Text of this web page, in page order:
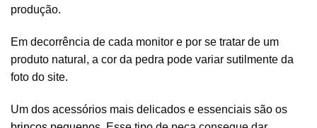
produção.
Em decorrência de cada monitor e por se tratar de um
produto natural, a cor da pedra pode variar sutilmente da
foto do site.
Um dos acessórios mais delicados e essenciais são os